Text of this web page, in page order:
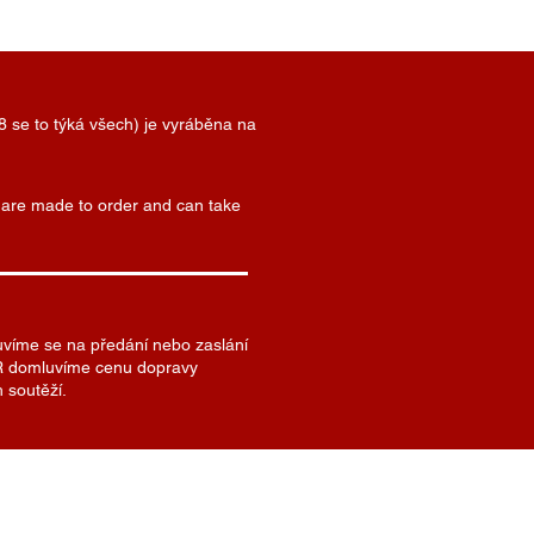
se to týká všech) je vyráběna na
made to order and can take
se na předání nebo zaslání
domluvíme cenu dopravy
soutěží.